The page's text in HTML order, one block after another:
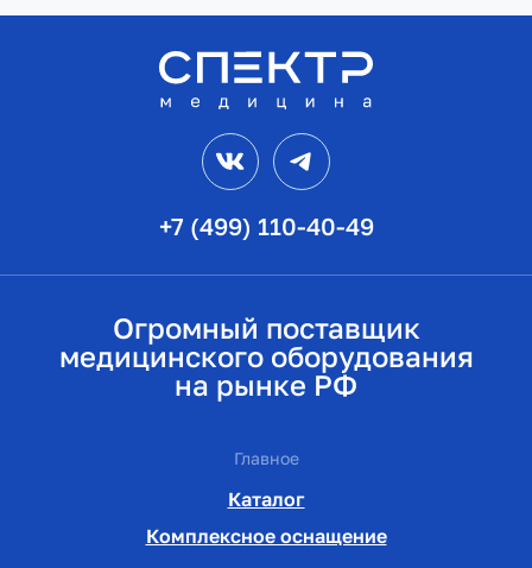
+7 (499) 110-40-49
VK
Огромный поставщик
медицинского оборудования
на рынке РФ
Главное
Каталог
Комплексное оснащение